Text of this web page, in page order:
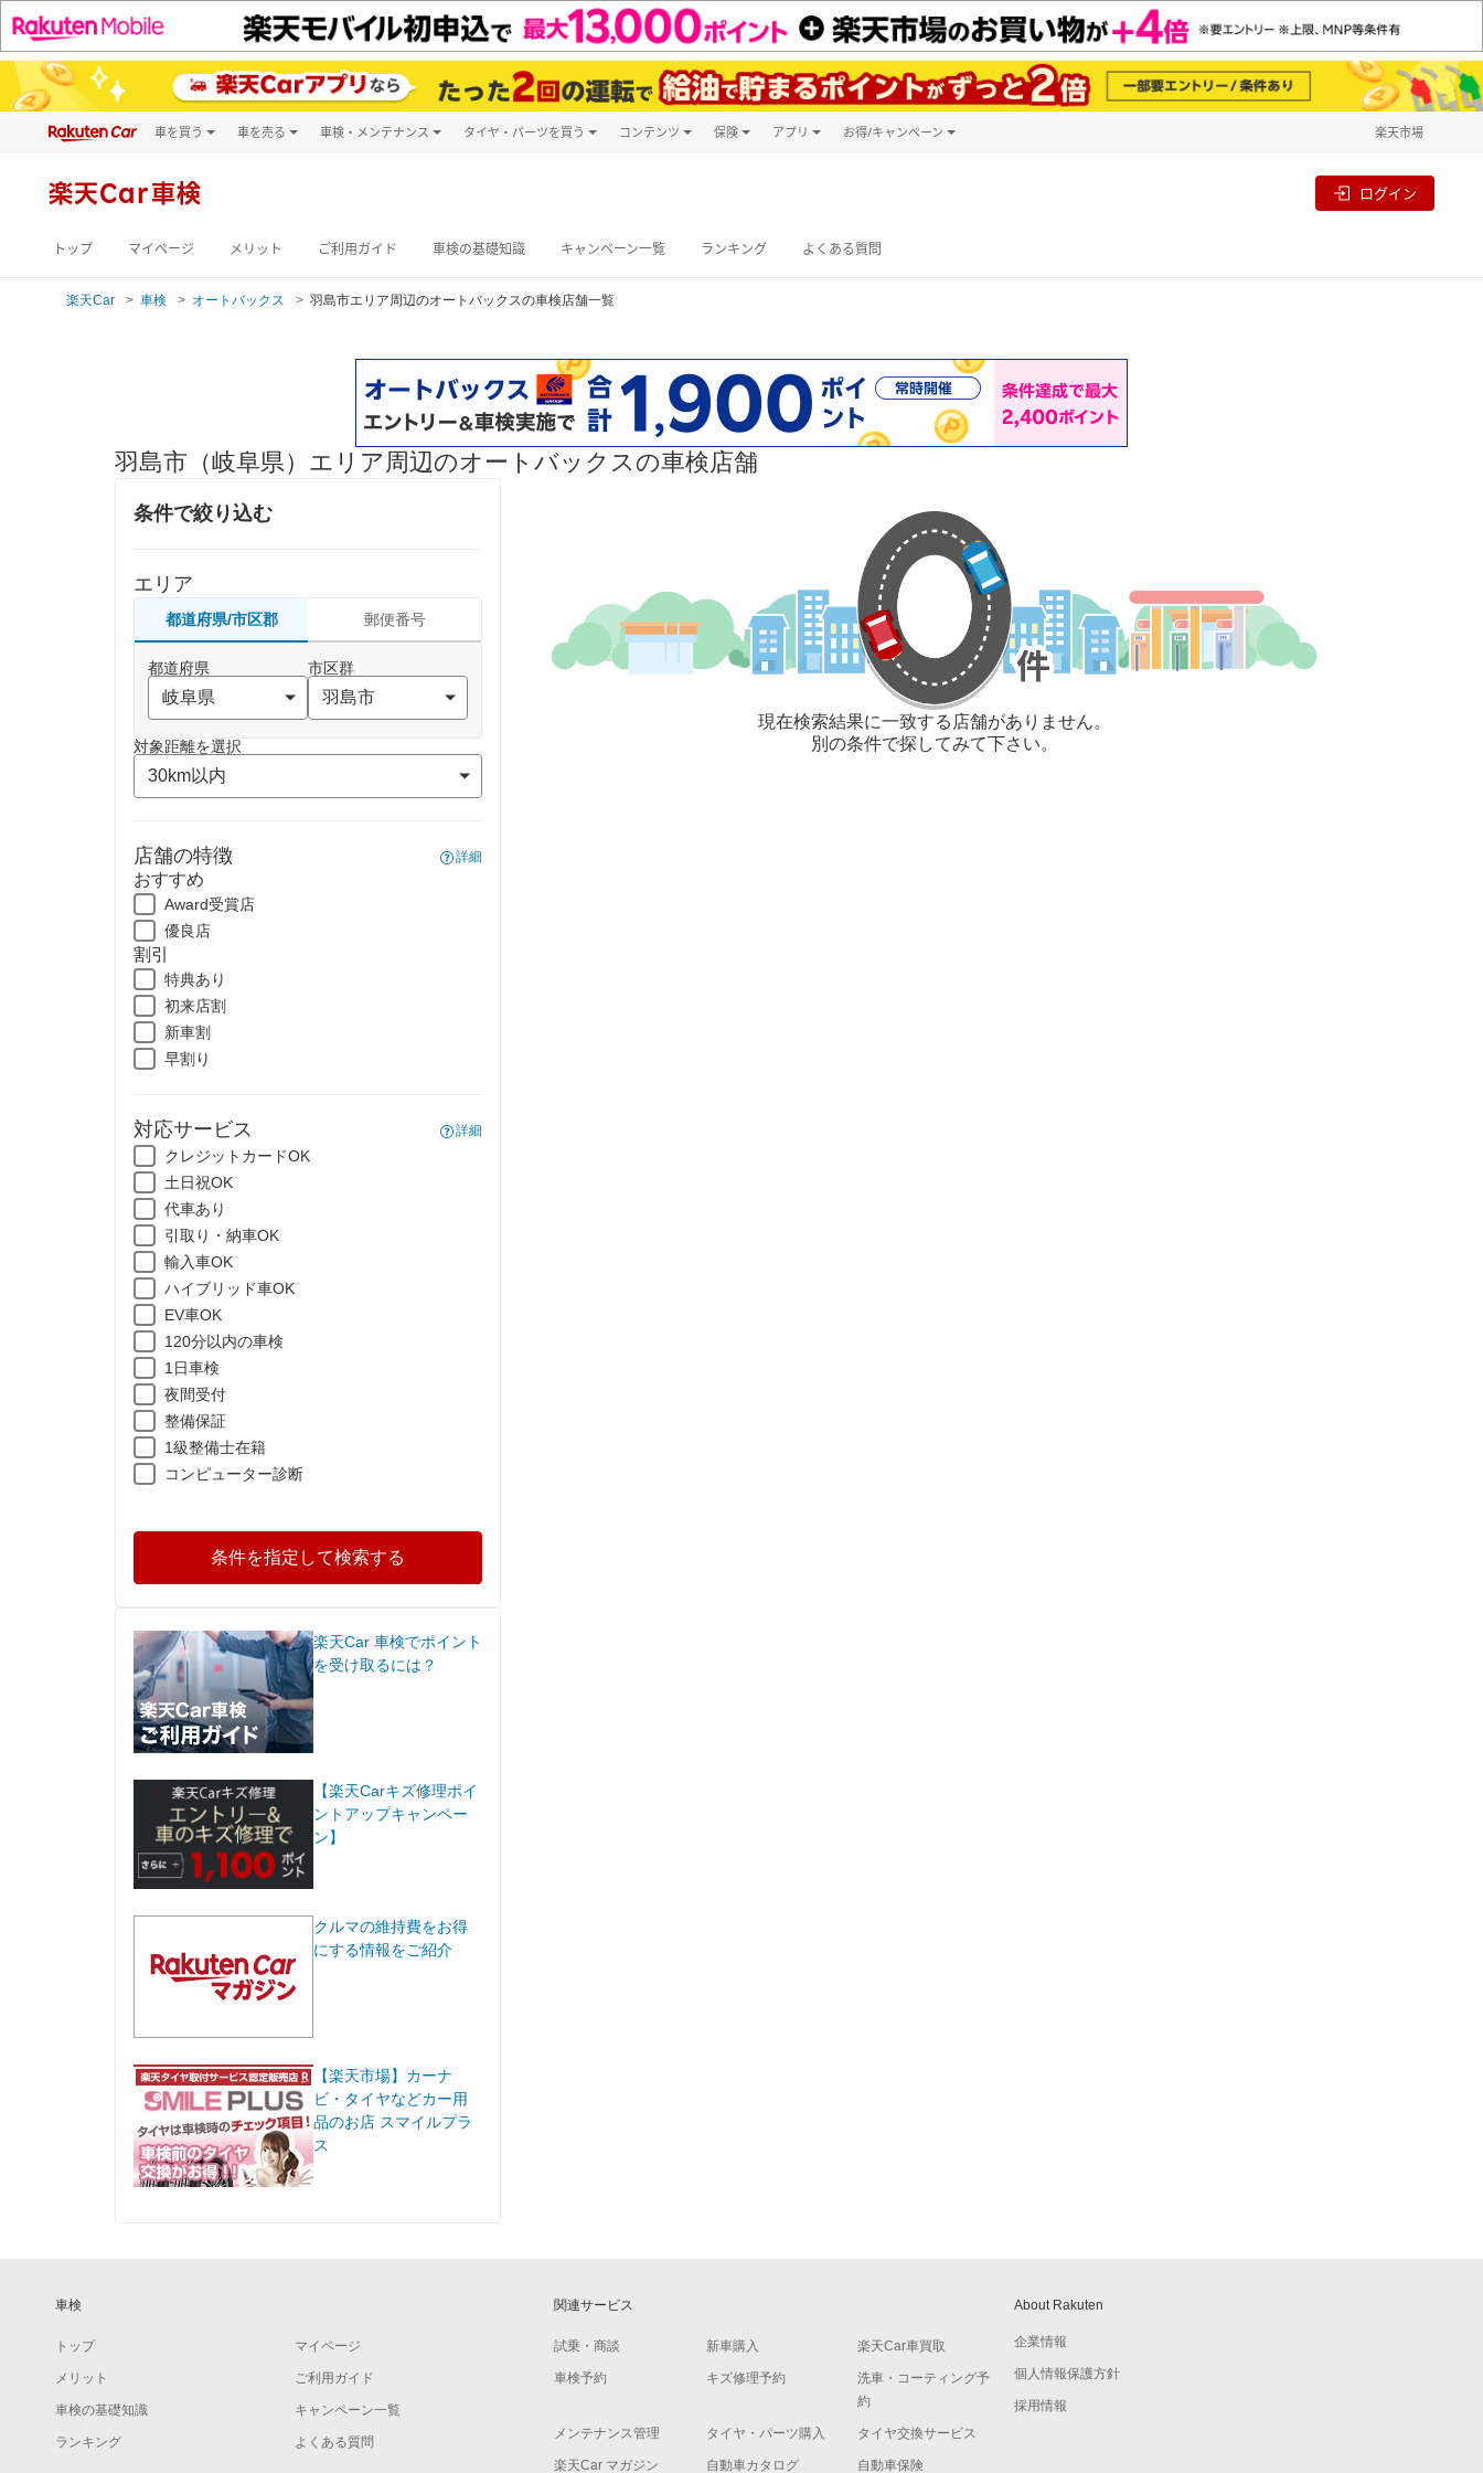
車を買う
新車
車を売る 車検・メンテナンス タイヤ・パーツを買う コンテンツ 保険 アプリ お得/キャンペーン 楽天市場
楽天Car車検 ログイン
トップ マイページ メリット ご利用ガイド 車検の基礎知識 キャンペーン一覧 ランキング よくある質問
楽天Car 車検 オートバックス 羽島市エリア周辺のオートバックスの車検店舗一覧
羽島市（岐阜県）エリア周辺のオートバックスの車検店舗
条件で絞り込む
エリア
都道府県/市区郡 郵便番号
都道府県 市区群
対象距離を選択
店舗の特徴 詳細
おすすめ
Award受賞店
優良店
割引
特典あり
初来店割
新車割
早割り
対応サービス 詳細
クレジットカードOK
土日祝OK
代車あり
引取り・納車OK
輸入車OK
ハイブリッド車OK
EV車OK
120分以内の車検
1日車検
夜間受付
整備保証
1級整備士在籍
コンピューター診断
条件を指定して検索する
楽天Car 車検でポイント
を受け取るには？
【楽天Carキズ修理ポイ
ントアップキャンペー
ン】
クルマの維持費をお得
にする情報をご紹介
【楽天市場】カーナ
ビ・タイヤなどカー用
品のお店 スマイルプラ
ス
現在検索結果に一致する店舗がありません。
別の条件で探してみて下さい。
車検
トップ マイページ
メリット ご利用ガイド
車検の基礎知識 キャンペーン一覧
ランキング よくある質問
関連サービス
試乗・商談 新車購入 楽天Car車買取
車検予約 キズ修理予約
洗車・コーティング予
約
メンテナンス管理 タイヤ・パーツ購入 タイヤ交換サービス
楽天Car マガジン 自動車カタログ 自動車保険
About Rakuten
企業情報
個人情報保護方針
採用情報